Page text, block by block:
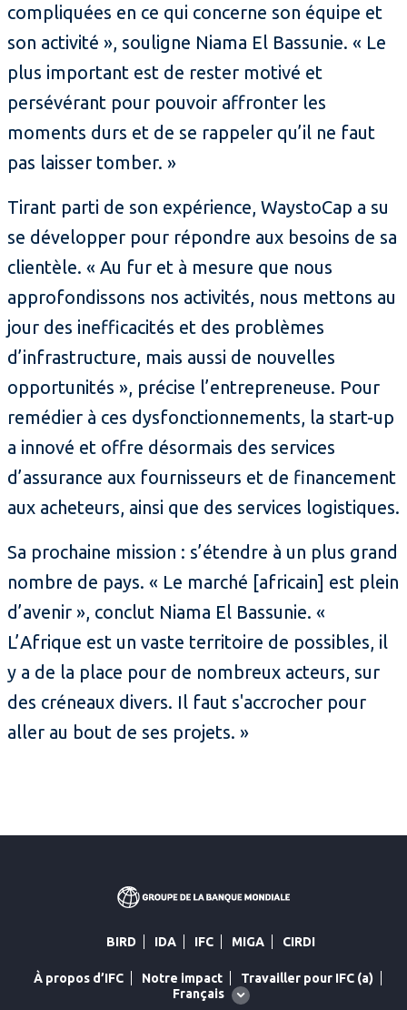
compliquées en ce qui concerne son équipe et
son activité », souligne Niama El Bassunie. « Le
plus important est de rester motivé et
persévérant pour pouvoir affronter les
moments durs et de se rappeler qu’il ne faut
pas laisser tomber. »
Tirant parti de son expérience, WaystoCap a su
se développer pour répondre aux besoins de sa
clientèle. « Au fur et à mesure que nous
approfondissons nos activités, nous mettons au
jour des inefficacités et des problèmes
d’infrastructure, mais aussi de nouvelles
opportunités », précise l’entrepreneuse. Pour
remédier à ces dysfonctionnements, la start-up
a innové et offre désormais des services
d’assurance aux fournisseurs et de financement
aux acheteurs, ainsi que des services logistiques.
Sa prochaine mission : s’étendre à un plus grand
nombre de pays. « Le marché [africain] est plein
d’avenir », conclut Niama El Bassunie. «
L’Afrique est un vaste territoire de possibles, il
y a de la place pour de nombreux acteurs, sur
des créneaux divers. Il faut s'accrocher pour
aller au bout de ses projets. »
BIRD IDA IFC MIGA CIRDI
À propos d’IFC Notre impact
Travailler pour IFC (a)
Global
Français